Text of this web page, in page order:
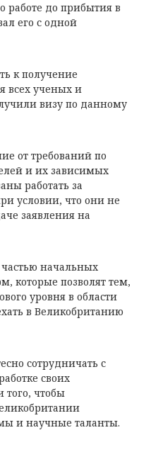
работе до прибытия в
его с одной
к получение
всех ученых и
визу по данному
от требований по
и их зависимых
работать за
условии, что они не
заявления на
начальных
которые позволят тем,
уровня в области
в Великобританию
сотрудничать с
своих
чтобы
и научные таланты.